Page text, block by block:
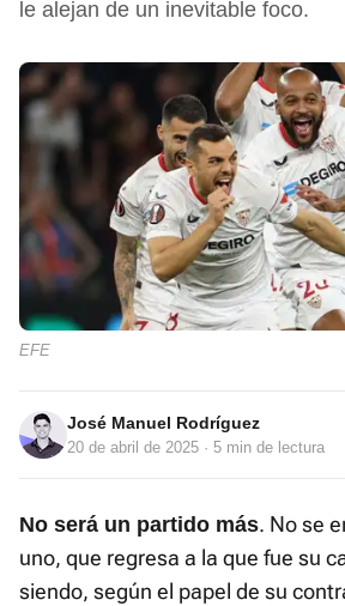
le alejan de un inevitable foco.
EFE
José Manuel Rodríguez
20 de abril de 2025 · 5 min de lectura
No será un partido más. No se
uno, que regresa a la que fue su
siendo, según el papel de su